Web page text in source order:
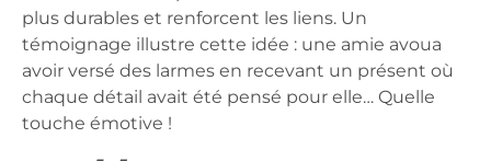
plus durables et renforcent les liens. Un
témoignage illustre cette idée : une amie avoua
avoir versé des larmes en recevant un présent où
chaque détail avait été pensé pour elle… Quelle
touche émotive !